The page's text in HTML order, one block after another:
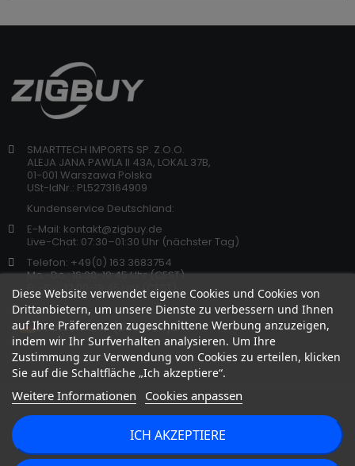
Diese Website verwendet eigene Cookies und Cookies von
Drittanbietern, um unsere Dienste zu verbessern und Ihnen
auf Ihre Präferenzen zugeschnittene Werbung anzuzeigen,
indem wir Ihr Surfverhalten analysieren. Um Ihre
Zustimmung zur Verwendung von Cookies zu erteilen, klicken
Sie auf die Schaltfläche „Ich akzeptiere“.
Weitere Informationen Cookies anpassen
ICH AKZEPTIERE
SMARTTECH IMPORTS SP. Z.O.O.
ALEJA JANA PAWLA II 43A, LOKAL 37B,
01-001 Warszawa Polska
USt-IdNr.: PL5273164909
Kundenservice Deutschland:
E-Mail: kontakt@zigbuy.de
Live-Chat: 07:30–01:30 Uhr (nächster Tag)
Telefon: +49(0) 163 3683754
Mo.-Do.: 16:00-19:45 Uhr (CEST)
Fr.-So.: 12:00-19:45 Uhr (CEST)